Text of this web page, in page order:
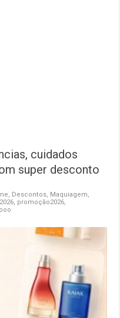
cuidados
super desconto
Descontos Maquiagem
promoção2026